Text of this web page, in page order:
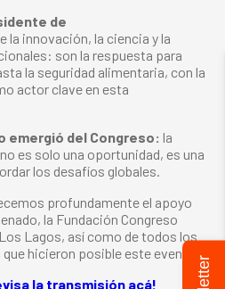
de
la innovación, la ciencia y la
son la respuesta para
la seguridad alimentaria, con la
actor clave en esta
emergió del Congreso: la
es solo una oportunidad, es una
los desafíos globales.
profundamente el apoyo
la Fundación Congreso
Lagos, así como de todos los
hicieron posible este evento.
la transmisión acá!